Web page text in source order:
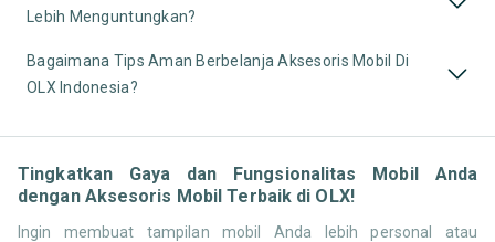
Lebih Menguntungkan?
Bagaimana Tips Aman Berbelanja Aksesoris Mobil Di
OLX Indonesia?
Tingkatkan Gaya dan Fungsionalitas Mobil Anda
dengan Aksesoris Mobil Terbaik di OLX!
Ingin membuat tampilan mobil Anda lebih personal atau